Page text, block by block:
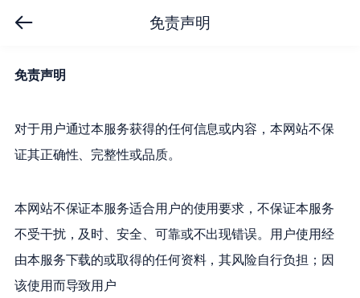
免责声明
免责声明
对于用户通过本服务获得的任何信息或内容，本网站不保
证其正确性、完整性或品质。
本网站不保证本服务适合用户的使用要求，不保证本服务
不受干扰，及时、安全、可靠或不出现错误。用户使用经
由本服务下载的或取得的任何资料，其风险自行负担；因
该使用而导致用户